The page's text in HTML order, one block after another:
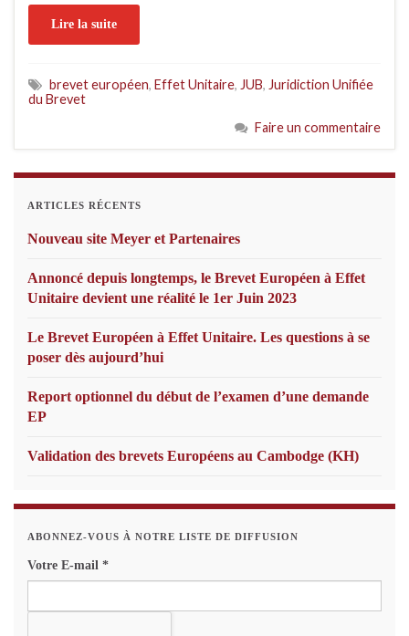
Lire la suite
brevet européen, Effet Unitaire, JUB, Juridiction Unifiée
du Brevet
Faire un commentaire
ARTICLES RÉCENTS
Nouveau site Meyer et Partenaires
Annoncé depuis longtemps, le Brevet Européen à Effet
Unitaire devient une réalité le 1er Juin 2023
Le Brevet Européen à Effet Unitaire. Les questions à se
poser dès aujourd’hui
Report optionnel du début de l’examen d’une demande
EP
Validation des brevets Européens au Cambodge (KH)
ABONNEZ-VOUS À NOTRE LISTE DE DIFFUSION
Votre E-mail *